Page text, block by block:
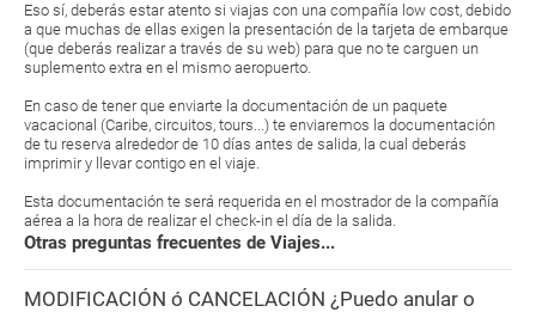
Eso sí, deberás estar atento si viajas con una compañía low cost, debido
a que muchas de ellas exigen la presentación de la tarjeta de embarque
(que deberás realizar a través de su web) para que no te carguen un
suplemento extra en el mismo aeropuerto.
En caso de tener que enviarte la documentación de un paquete
vacacional (Caribe, circuitos, tours...) te enviaremos la documentación
de tu reserva alrededor de 10 días antes de salida, la cual deberás
imprimir y llevar contigo en el viaje.
Esta documentación te será requerida en el mostrador de la compañía
aérea a la hora de realizar el check-in el día de la salida.
Otras preguntas frecuentes de Viajes...
MODIFICACIÓN ó CANCELACIÓN ¿Puedo anular o